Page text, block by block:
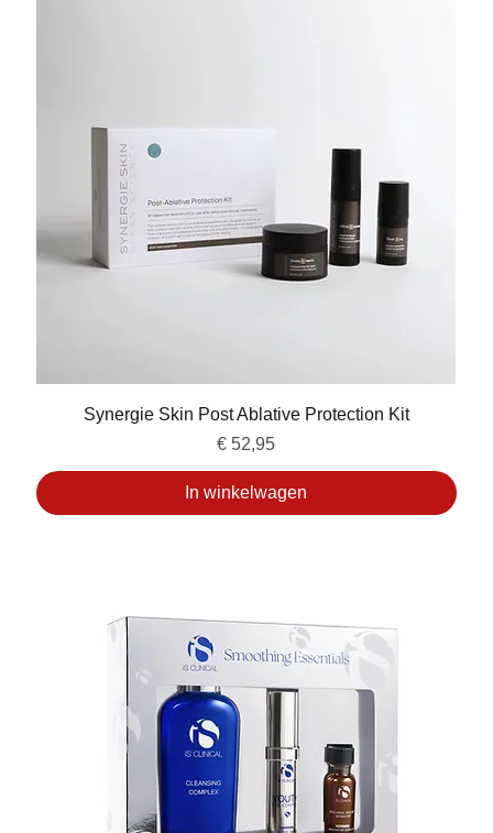
Synergie Skin Post Ablative Protection Kit
Prijs
€ 52,95
In winkelwagen